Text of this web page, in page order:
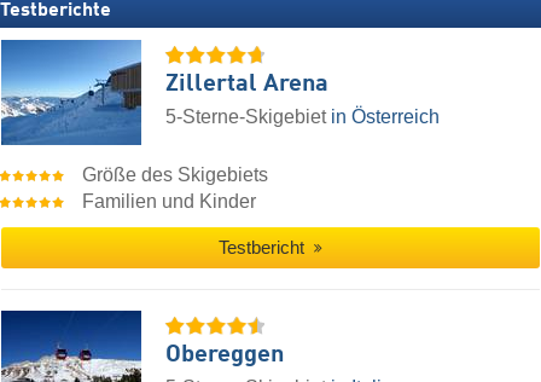
Testberichte
Zillertal Arena
5-Sterne-Skigebiet in Österreich
Größe des Skigebiets
Familien und Kinder
Testbericht
Obereggen